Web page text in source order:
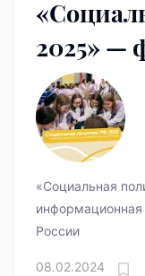
2025» — федеральная
России
«Социальная
информационная
России
08.02.2024